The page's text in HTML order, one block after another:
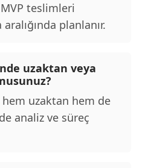
teslimleri
planlanır.
uzaktan veya
hem uzaktan hem de
analiz ve süreç